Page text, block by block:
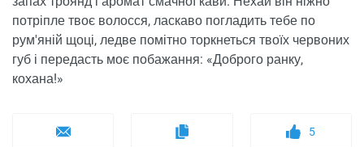
потріпле твоє волосся, ласкаво погладить тебе по
рум'яній щоці, ледве помітно торкнеться твоїх червоних
губ і передасть моє побажання: «Доброго ранку,
кохана!»
5